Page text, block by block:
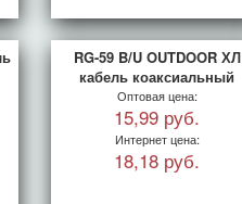
RG-59 B/U OUTDOOR ХЛ
кабель коаксиальный
Оптовая цена:
15,99 руб.
Интернет цена:
18,18 руб.